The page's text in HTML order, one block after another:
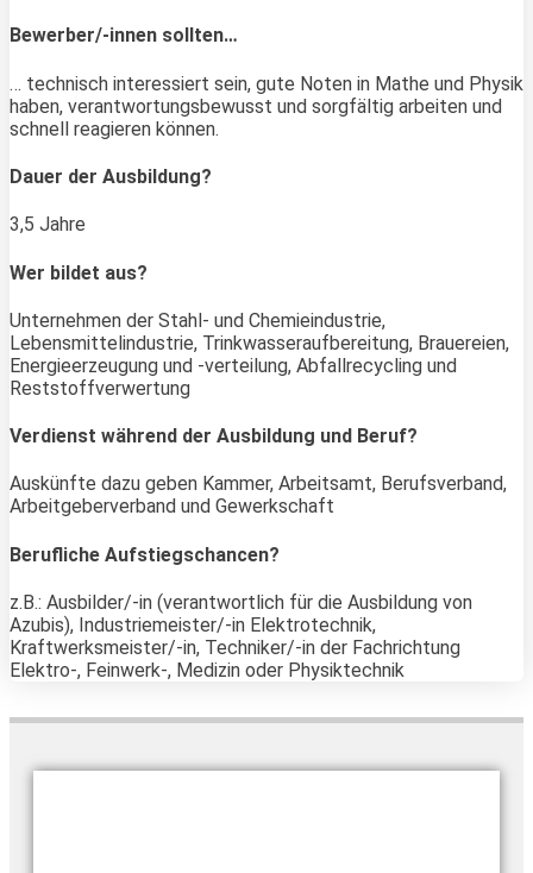
Bewerber/-innen sollten…
… technisch interessiert sein, gute Noten in Mathe und Physik
haben, verantwortungsbewusst und sorgfältig arbeiten und
schnell reagieren können.
Dauer der Ausbildung?
3,5 Jahre
Wer bildet aus?
Unternehmen der Stahl- und Chemieindustrie,
Lebensmittelindustrie, Trinkwasseraufbereitung, Brauereien,
Energieerzeugung und -verteilung, Abfallrecycling und
Reststoffverwertung
Verdienst während der Ausbildung und Beruf?
Auskünfte dazu geben Kammer, Arbeitsamt, Berufsverband,
Arbeitgeberverband und Gewerkschaft
Berufliche Aufstiegschancen?
z.B.: Ausbilder/-in (verantwortlich für die Ausbildung von
Azubis), Industriemeister/-in Elektrotechnik,
Kraftwerksmeister/-in, Techniker/-in der Fachrichtung
Elektro-, Feinwerk-, Medizin oder Physiktechnik